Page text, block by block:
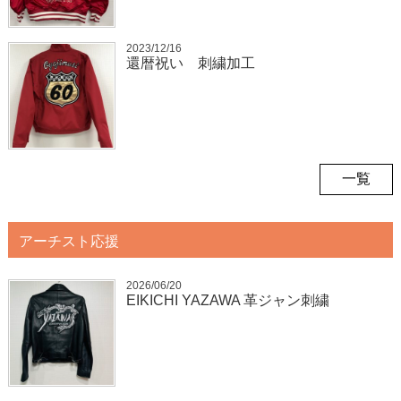
2023/12/16
還暦祝い 刺繍加工
一覧
アーチスト応援
2026/06/20
EIKICHI YAZAWA 革ジャン刺繍